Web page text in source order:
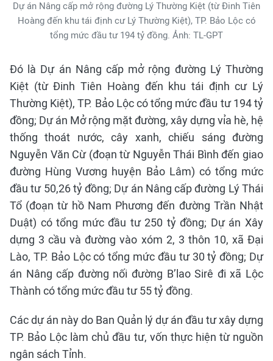
Dự án Nâng cấp mở rộng đường Lý Thường Kiệt (từ Đinh Tiên
Hoàng đến khu tái định cư Lý Thường Kiệt), TP. Bảo Lộc có
tổng mức đầu tư 194 tỷ đồng. Ảnh: TL-GPT
Đó là Dự án Nâng cấp mở rộng đường Lý Thường
Kiệt (từ Đinh Tiên Hoàng đến khu tái định cư Lý
Thường Kiệt), TP. Bảo Lộc có tổng mức đầu tư 194 tỷ
đồng; Dự án Mở rộng mặt đường, xây dựng vỉa hè, hệ
thống thoát nước, cây xanh, chiếu sáng đường
Nguyễn Văn Cừ (đoạn từ Nguyễn Thái Bình đến giao
đường Hùng Vương huyện Bảo Lâm) có tổng mức
đầu tư 50,26 tỷ đồng; Dự án Nâng cấp đường Lý Thái
Tổ (đoạn từ hồ Nam Phương đến đường Trần Nhật
Duật) có tổng mức đầu tư 250 tỷ đồng; Dự án Xây
dựng 3 cầu và đường vào xóm 2, 3 thôn 10, xã Đại
Lào, TP. Bảo Lộc có tổng mức đầu tư 30 tỷ đồng; Dự
án Nâng cấp đường nối đường B’lao Sirê đi xã Lộc
Thành có tổng mức đầu tư 55 tỷ đồng.
Các dự án này do Ban Quản lý dự án đầu tư xây dựng
TP. Bảo Lộc làm chủ đầu tư, vốn thực hiện từ nguồn
ngân sách Tỉnh.